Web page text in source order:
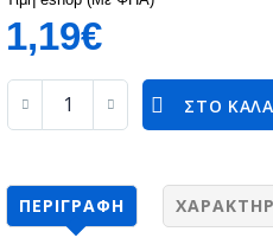
1,19€
ΣΤΟ
ΠΕΡΙΓΡΑΦΉ